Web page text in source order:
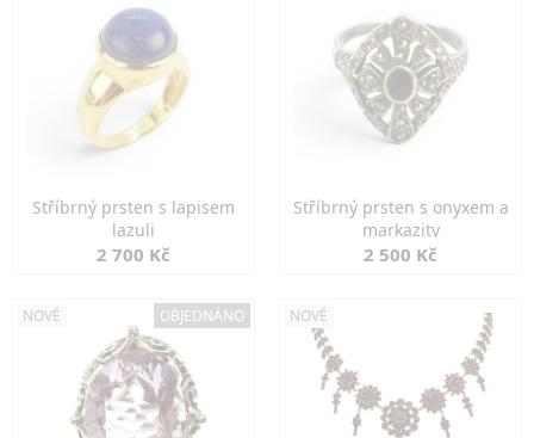
Stříbrný prsten s lapisem
lazuli
2 700 Kč
Stříbrný prsten s onyxem a
markazity
2 500 Kč
NOVÉ OBJEDNÁNO NOVÉ